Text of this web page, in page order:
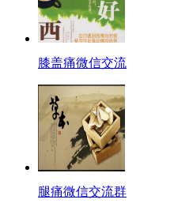
膝盖痛微信交流
腿痛微信交流群